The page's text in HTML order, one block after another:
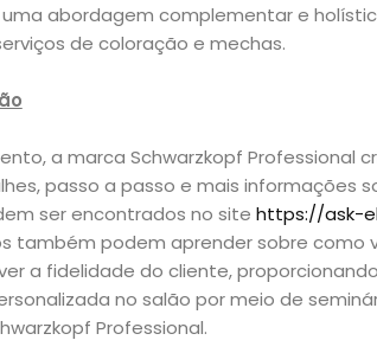
abordagem complementar e
de coloração e mechas.
a marca Schwarzkopf Professional
passo a passo e mais informações
ser encontrados no site https://ask-
também podem aprender sobre como
a fidelidade do cliente,
no salão por meio de
Professional.